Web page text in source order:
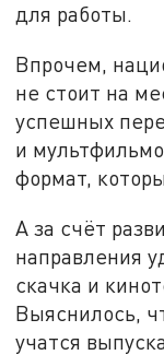
для работы.
Впрочем,
не стоит на
успешных
и
формат,
А за счёт
направления
скачка и
Выяснилось,
учатся